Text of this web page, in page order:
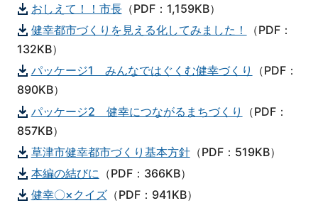
おしえて！！市長（PDF：1,159KB）
健幸都市づくりを見える化してみました！
（PDF：
132KB）
パッケージ1 みんなではぐくむ健幸づくり
（PDF：
890KB）
パッケージ2 健幸につながるまちづくり
（PDF：
857KB）
草津市健幸都市づくり基本方針（PDF：519KB）
本編の結びに （PDF：366KB）
健幸〇×クイズ（PDF：941KB）